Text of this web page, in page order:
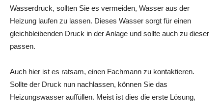
Wasserdruck, sollten Sie es vermeiden, Wasser aus der
Heizung laufen zu lassen. Dieses Wasser sorgt für einen
gleichbleibenden Druck in der Anlage und sollte auch zu dieser
passen.
Auch hier ist es ratsam, einen Fachmann zu kontaktieren.
Sollte der Druck nun nachlassen, können Sie das
Heizungswasser auffüllen. Meist ist dies die erste Lösung,